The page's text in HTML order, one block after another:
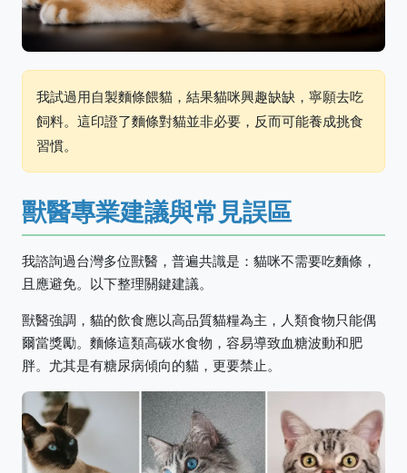
我試過用自製麵條餵貓，結果貓咪興趣缺缺，寧願去吃
飼料。這印證了麵條對貓並非必要，反而可能養成挑食
習慣。
獸醫專業建議與常見誤區
我諮詢過台灣多位獸醫，普遍共識是：貓咪不需要吃麵條，
且應避免。以下整理關鍵建議。
獸醫強調，貓的飲食應以高品質貓糧為主，人類食物只能偶
爾當獎勵。麵條這類高碳水食物，容易導致血糖波動和肥
胖。尤其是有糖尿病傾向的貓，更要禁止。